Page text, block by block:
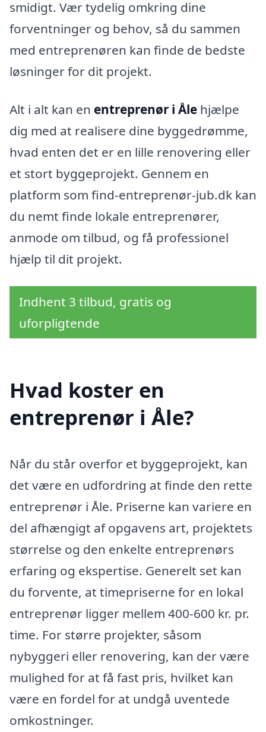
smidigt. Vær tydelig omkring dine
forventninger og behov, så du sammen
med entreprenøren kan finde de bedste
løsninger for dit projekt.
Alt i alt kan en entreprenør i Åle hjælpe
dig med at realisere dine byggedrømme,
hvad enten det er en lille renovering eller
et stort byggeprojekt. Gennem en
platform som find-entreprenør-jub.dk kan
du nemt finde lokale entreprenører,
anmode om tilbud, og få professionel
hjælp til dit projekt.
Indhent 3 tilbud, gratis og
uforpligtende
Hvad koster en
entreprenør i Åle?
Når du står overfor et byggeprojekt, kan
det være en udfordring at finde den rette
entreprenør i Åle. Priserne kan variere en
del afhængigt af opgavens art, projektets
størrelse og den enkelte entreprenørs
erfaring og ekspertise. Generelt set kan
du forvente, at timepriserne for en lokal
entreprenør ligger mellem 400-600 kr. pr.
time. For større projekter, såsom
nybyggeri eller renovering, kan der være
mulighed for at få fast pris, hvilket kan
være en fordel for at undgå uventede
omkostninger.